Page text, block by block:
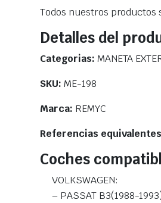
Todos nuestros productos
Detalles del
Categorias: MANETA
SKU: ME-198
Marca: REMYC
Referencias
Coches
VOLKSWAGEN:
– PASSAT B3(1988-